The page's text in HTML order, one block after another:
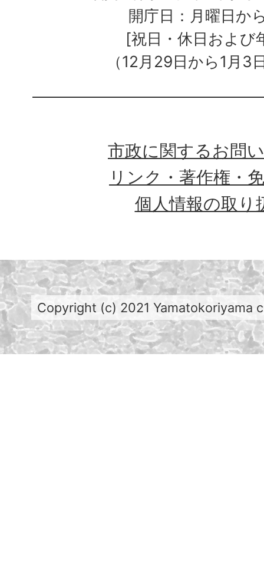
開庁日：月曜日か
[祝日・休日および
（12月29日から1月3
市政に関するお問
リンク・著作権・
個人情報の取り
Copyright (c) 2021 Yamatokoriyama